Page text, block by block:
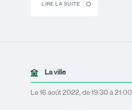
LIRE LA SUITE
La ville
Le 16 août 2022, de 19:30 à 21:00